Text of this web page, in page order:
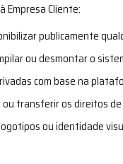
Empresa Cliente:
publicamente
ou desmontar o
com base na
transferir os direitos
ou identidade